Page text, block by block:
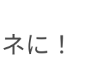
に！